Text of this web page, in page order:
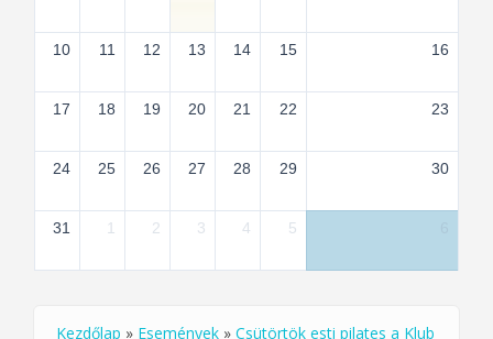
10 11 12 13 14 15 16
17 18 19 20 21 22 23
24 25 26 27 28 29 30
31 1 2 3 4 5
Kezdőlap » Események » Csütörtök esti pilates a Klub